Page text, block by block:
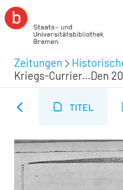
Zeitungen
Kriegs-Currier...Den
TITEL